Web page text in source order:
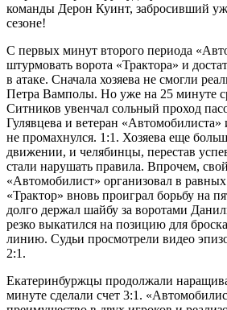
команды Дерон Куинт, забросивший
сезоне!
С первых минут второго периода
штурмовать ворота «Трактора» и
в атаке. Сначала хозяева не смогли
Петра Вамполы. Но уже на 25 минуте
Ситников увенчал сольный проход
Гулявцева и ветеран
не промахнулся. 1:1. Хозяева еще
движении, и челябинцы, перестав
стали нарушать правила. Впрочем,
«Автомобилист» организовал в
«Трактор» вновь проиграл борьбу на
долго держал шайбу за воротами
резко выкатился на позицию для
линию. Судьи просмотрели видео
2:1.
Екатеринбуржцы продолжали
минуте сделали счет 3:1.